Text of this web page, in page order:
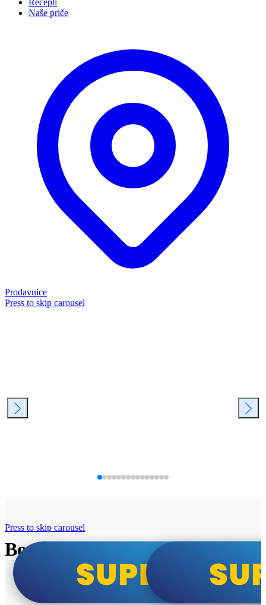
Recepti
Naše priče
Prodavnice
Press to skip carousel
Bosch super cene
Press to skip carousel